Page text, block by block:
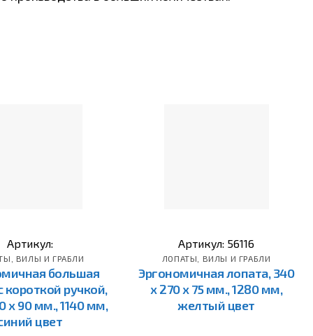
Артикул:
ВИЛЫ И ГРАБЛИ
большая
короткой ручкой,
x 90 мм., 1140 мм,
цвет
Артикул: 56116
ЛОПАТЫ, ВИЛЫ И ГРАБЛИ
Эргономичная лопата, 340
x 270 x 75 мм., 1280 мм,
желтый цвет